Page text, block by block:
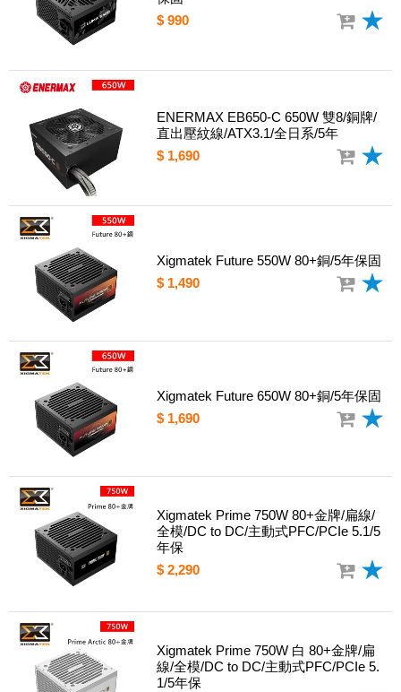
$ 990
ENERMAX EB650-C 650W 雙8/銅牌/
直出壓紋線/ATX3.1/全日系/5年
$ 1,690
Xigmatek Future 550W 80+銅/5年保固
$ 1,490
Xigmatek Future 650W 80+銅/5年保固
$ 1,690
Xigmatek Prime 750W 80+金牌/扁線/
全模/DC to DC/主動式PFC/PCIe 5.1/5
年保
$ 2,290
Xigmatek Prime 750W 白 80+金牌/扁
線/全模/DC to DC/主動式PFC/PCIe 5.
1/5年保